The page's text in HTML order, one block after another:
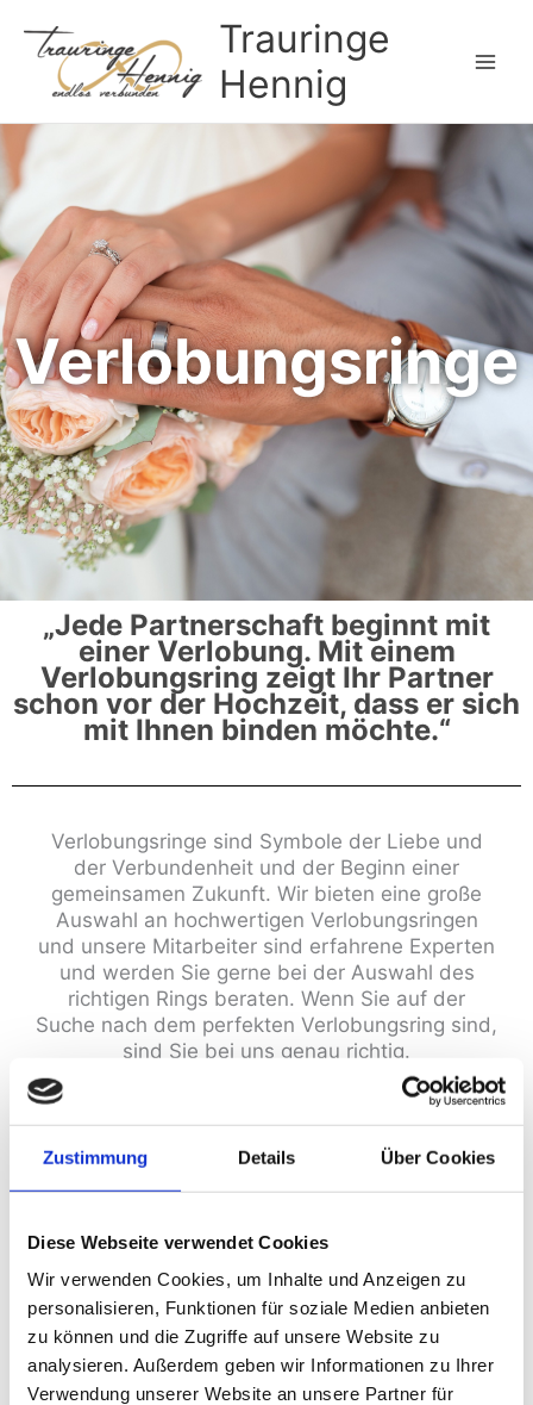
Zustimmung Details Über Cookies
Diese Webseite verwendet Cookies
Wir verwenden Cookies, um Inhalte und Anzeigen zu
personalisieren, Funktionen für soziale Medien anbieten
zu können und die Zugriffe auf unsere Website zu
analysieren. Außerdem geben wir Informationen zu Ihrer
Verwendung unserer Website an unsere Partner für
Inhalt
springen
Trauringe
Hennig
Verlobungsringe
„Jede Partnerschaft beginnt mit
einer Verlobung. Mit einem
Verlobungsring zeigt Ihr Partner
schon vor der Hochzeit, dass er sich
mit Ihnen binden möchte.“
Verlobungsringe sind Symbole der Liebe und
der Verbundenheit und der Beginn einer
gemeinsamen Zukunft. Wir bieten eine große
Auswahl an hochwertigen Verlobungsringen
und unsere Mitarbeiter sind erfahrene Experten
und werden Sie gerne bei der Auswahl des
richtigen Rings beraten. Wenn Sie auf der
Suche nach dem perfekten Verlobungsring sind,
sind Sie bei uns genau richtig.